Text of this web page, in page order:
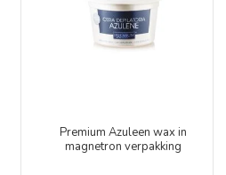
Premium Azuleen wax in
magnetron verpakking